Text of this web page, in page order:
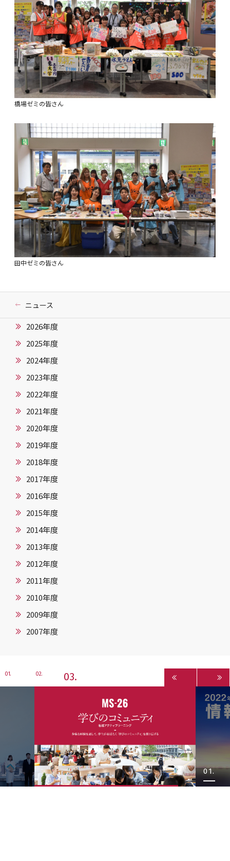
橋場ゼミの皆さん
田中ゼミの皆さん
ニュース
2026年度
2025年度
2024年度
2023年度
2022年度
2021年度
2020年度
2019年度
2018年度
2017年度
2016年度
2015年度
2014年度
2013年度
2012年度
2011年度
2010年度
2009年度
2007年度
1 2 3